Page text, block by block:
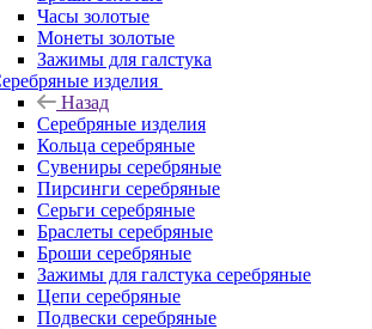
Часы золотые
Монеты золотые
Зажимы для галстука
изделия
Назад
Серебряные изделия
Кольца серебряные
Сувениры серебряные
Пирсинги серебряные
Серьги серебряные
Браслеты серебряные
Броши серебряные
Зажимы для галстука серебряные
Цепи серебряные
Подвески серебряные